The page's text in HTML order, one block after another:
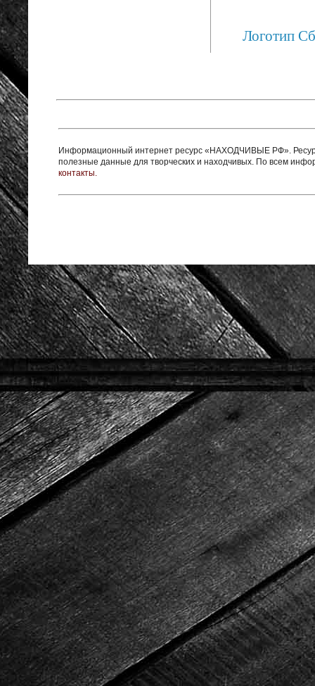
Логотип
Информационный интернет ресурс «НАХОДЧИВЫЕ РФ».
полезные данные для творческих и находчивых. По всем
контакты.